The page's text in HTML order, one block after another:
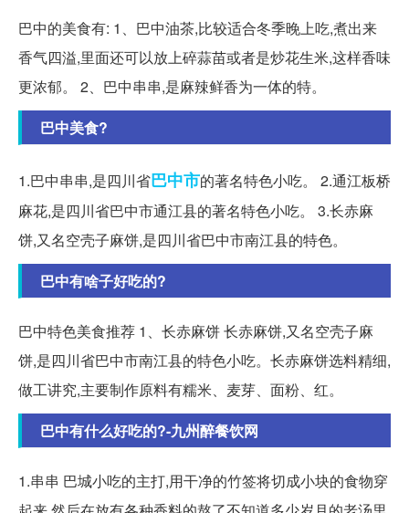
巴中的美食有: 1、巴中油茶,比较适合冬季晚上吃,煮出来
香气四溢,里面还可以放上碎蒜苗或者是炒花生米,这样香味
更浓郁。 2、巴中串串,是麻辣鲜香为一体的特。
巴中美食?
1.巴中串串,是四川省巴中市的著名特色小吃。 2.通江板桥
麻花,是四川省巴中市通江县的著名特色小吃。 3.长赤麻
饼,又名空壳子麻饼,是四川省巴中市南江县的特色。
巴中有啥子好吃的?
巴中特色美食推荐 1、长赤麻饼 长赤麻饼,又名空壳子麻
饼,是四川省巴中市南江县的特色小吃。长赤麻饼选料精细,
做工讲究,主要制作原料有糯米、麦芽、面粉、红。
巴中有什么好吃的?-九州醉餐饮网
1.串串 巴城小吃的主打,用干净的竹签将切成小块的食物穿